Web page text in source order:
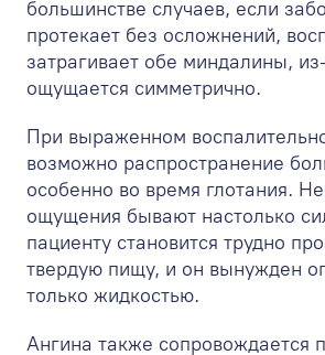
большинстве случаев, если
протекает без осложнений,
затрагивает обе миндалины,
ощущается симметрично.
При выраженном
возможно распространение
особенно во время глотания.
ощущения бывают настолько
пациенту становится трудно
твердую пищу, и он вынужден
только жидкостью.
Ангина также сопровождается